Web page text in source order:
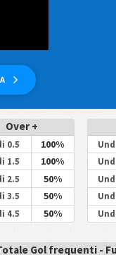
Over +
0.5 100%
1.5 100%
2.5 50%
3.5 50%
4.5 50%
Gol frequenti -